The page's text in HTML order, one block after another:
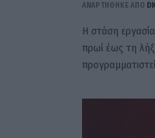
ΑΝΑΡΤΗΘΗΚΕ ΑΠΟ
Η στάση
πρωί έως τη